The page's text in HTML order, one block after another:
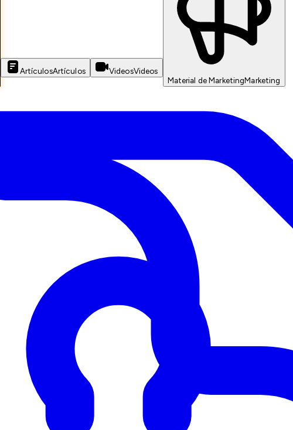
ArtículosArtículos VideosVideos
Material de MarketingMarketing